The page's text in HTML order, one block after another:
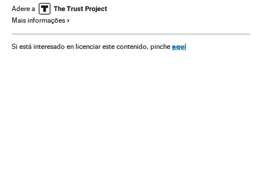
Transporte Indústria Finanças
Adere a
Mais informações
Si está interesado en licenciar este contenido, pinche aquí